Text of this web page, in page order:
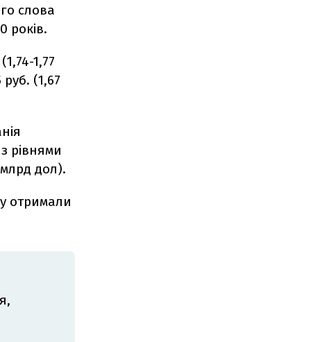
слова
років.
1,77
(1,67
рівнями
дол).
отримали